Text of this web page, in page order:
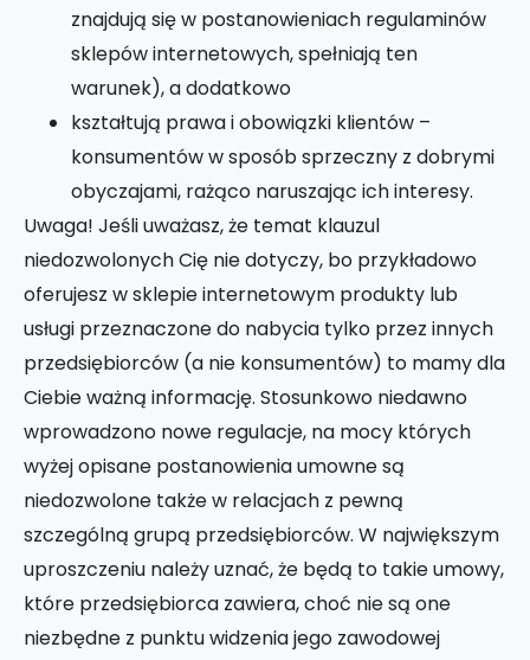
znajdują się w postanowieniach regulaminów
sklepów internetowych, spełniają ten
warunek), a dodatkowo
kształtują prawa i obowiązki klientów –
konsumentów w sposób sprzeczny z dobrymi
obyczajami, rażąco naruszając ich interesy.
Uwaga! Jeśli uważasz, że temat klauzul
niedozwolonych Cię nie dotyczy, bo przykładowo
oferujesz w sklepie internetowym produkty lub
usługi przeznaczone do nabycia tylko przez innych
przedsiębiorców (a nie konsumentów) to mamy dla
Ciebie ważną informację. Stosunkowo niedawno
wprowadzono nowe regulacje, na mocy których
wyżej opisane postanowienia umowne są
niedozwolone także w relacjach z pewną
szczególną grupą przedsiębiorców. W największym
uproszczeniu należy uznać, że będą to takie umowy,
które przedsiębiorca zawiera, choć nie są one
niezbędne z punktu widzenia jego zawodowej